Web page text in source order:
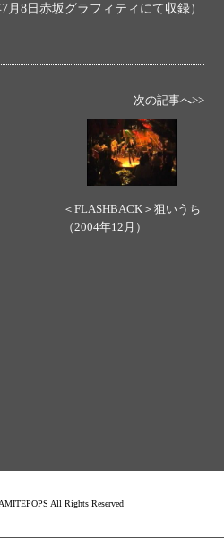
月8日赤坂グラフィティにて収録）
次の記事へ>>
＜FLASHBACK＞狙いうち
（2004年12月）
All Rights Reserved